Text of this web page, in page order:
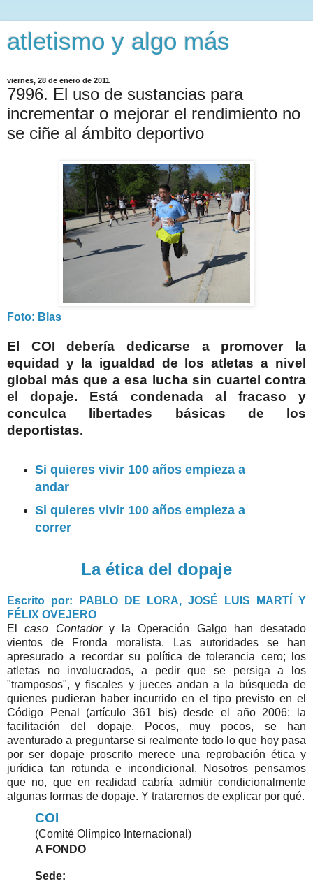
atletismo y algo más
viernes, 28 de enero de 2011
7996. El uso de sustancias para
incrementar o mejorar el rendimiento no
se ciñe al ámbito deportivo
Foto: Blas
El COI debería dedicarse a promover la
equidad y la igualdad de los atletas a nivel
global más que a esa lucha sin cuartel contra
el dopaje. Está condenada al fracaso y
conculca libertades básicas de los
deportistas.
Si quieres vivir 100 años empieza a
andar
Si quieres vivir 100 años empieza a
correr
La ética del dopaje
Escrito por: PABLO DE LORA, JOSÉ LUIS MARTÍ Y
FÉLIX OVEJERO
Elcaso Contadory la Operación Galgo han desatado
vientos de Fronda moralista. Las autoridades se han
apresurado a recordar su política de tolerancia cero; los
atletas no involucrados, a pedir que se persiga a los
"tramposos", y fiscales y jueces andan a la búsqueda de
quienes pudieran haber incurrido en el tipo previsto en el
Código Penal (artículo 361 bis) desde el año 2006: la
facilitación del dopaje. Pocos, muy pocos, se han
aventurado a preguntarse si realmente todo lo que hoy pasa
por ser dopaje proscrito merece una reprobación ética y
jurídica tan rotunda e incondicional. Nosotros pensamos
que no, que en realidad cabría admitir condicionalmente
algunas formas de dopaje. Y trataremos de explicar por qué.
COI
(Comité Olímpico Internacional)
A FONDO
Sede: